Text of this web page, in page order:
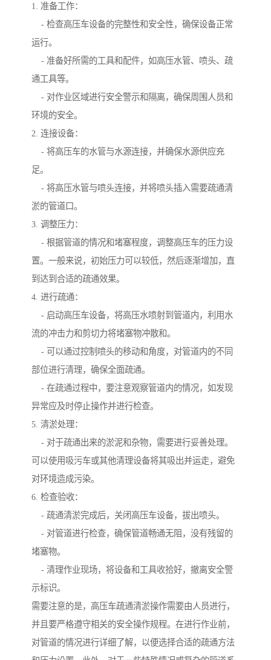
1. 准备工作：
- 检查高压车设备的完整性和安全性，确保设备正常
运行。
- 准备好所需的工具和配件，如高压水管、喷头、疏
通工具等。
- 对作业区域进行安全警示和隔离，确保周围人员和
环境的安全。
2. 连接设备：
- 将高压车的水管与水源连接，并确保水源供应充
足。
- 将高压水管与喷头连接，并将喷头插入需要疏通清
淤的管道口。
3. 调整压力：
- 根据管道的情况和堵塞程度，调整高压车的压力设
置。一般来说，初始压力可以较低，然后逐渐增加，直
到达到合适的疏通效果。
4. 进行疏通：
- 启动高压车设备，将高压水喷射到管道内，利用水
流的冲击力和剪切力将堵塞物冲散和。
- 可以通过控制喷头的移动和角度，对管道内的不同
部位进行清理，确保全面疏通。
- 在疏通过程中，要注意观察管道内的情况，如发现
异常应及时停止操作并进行检查。
5. 清淤处理：
- 对于疏通出来的淤泥和杂物，需要进行妥善处理。
可以使用吸污车或其他清理设备将其吸出并运走，避免
对环境造成污染。
6. 检查验收：
- 疏通清淤完成后，关闭高压车设备，拔出喷头。
- 对管道进行检查，确保管道畅通无阻，没有残留的
堵塞物。
- 清理作业现场，将设备和工具收拾好，撤离安全警
示标识。
需要注意的是，高压车疏通清淤操作需要由人员进行，
并且要严格遵守相关的安全操作规程。在进行作业前，
对管道的情况进行详细了解，以便选择合适的疏通方法